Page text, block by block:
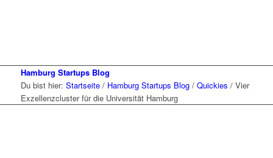
Hamburg Startups Blog
Du bist hier: Startseite / Hamburg Startups Blog / Quickies / Vier
Exzellenzcluster für die Universität Hamburg